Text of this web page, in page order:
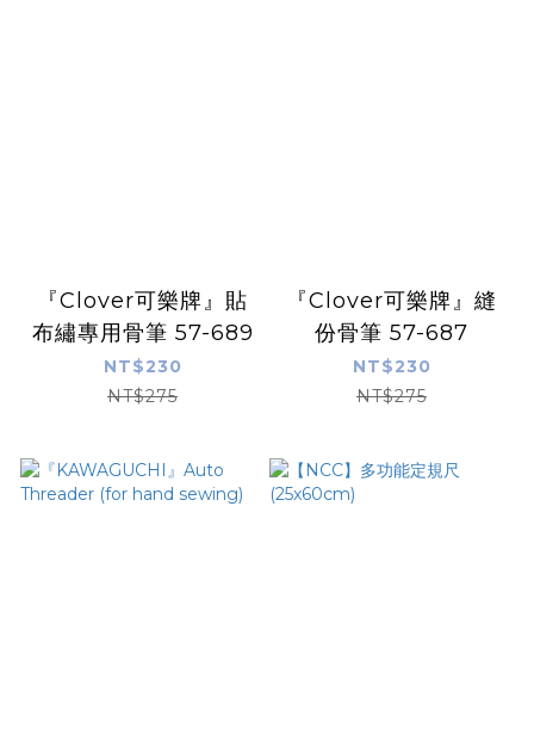
『Clover可樂牌』貼
布繡專用骨筆 57-689
NT$230
NT$275
『Clover可樂牌』縫
份骨筆 57-687
NT$230
NT$275